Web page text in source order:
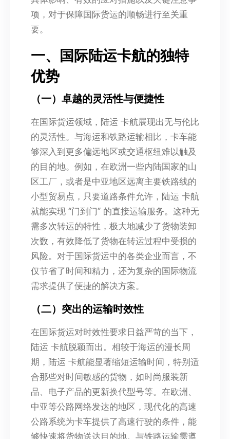
项，对于保障国际货运的顺畅进行至关重
要。
一、国际陆运卡航的独特
优势
（一）卓越的灵活性与便捷性
在国际货运领域，陆运 卡航展现出无与伦比
的灵活性。与海运和铁路运输相比，卡车能
够深入到更多偏远地区或交通枢纽难以触及
的目的地。例如，在欧洲一些内陆国家的山
区工厂，或者是中亚地区远离主要铁路线的
小型贸易点，只要道路条件允许，陆运 卡航
就能实现 “门到门” 的直接运输服务。这种无
需多次转运的特性，极大地减少了货物装卸
次数，有效降低了货物在转运过程中受损的
风险。对于国际货运中的各类企业而言，不
仅节省了时间和精力，还为复杂的国际物流
需求提供了便捷的解决方案。
（二）突出的运输时效性
在国际货运对时效性要求日益严苛的当下，
陆运 卡航脱颖而出。相较于海运的漫长周
期，陆运 卡航能显著缩短运输时间，特别适
合那些对时间敏感的货物，如时尚服装新
品、电子产品的更新换代型号等。在欧洲、
中亚等公路网络发达的地区，现代化的高速
公路系统为卡车提供了高速行驶的条件，能